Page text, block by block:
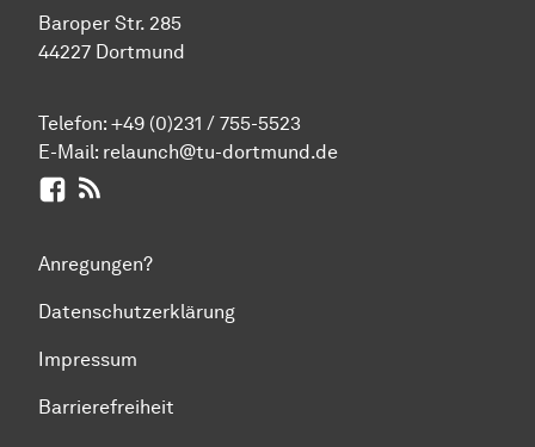
Baroper Str. 285
44227 Dortmund
Telefon: +49 (0)231 / 755-5523
E-Mail: relaunch@tu-dortmund.de
Facebook
Anregungen?
Datenschutzerklärung
Impressum
Barrierefreiheit